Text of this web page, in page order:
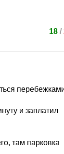
18 /
и заплатил
там парковка